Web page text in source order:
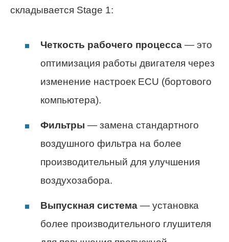
складывается Stage 1:
Четкость рабочего процесса — это
оптимизация работы двигателя через
изменение настроек ECU (бортового
компьютера).
Фильтры — замена стандартного
воздушного фильтра на более
производительный для улучшения
воздухозабора.
Выпускная система — установка
более производительного глушителя